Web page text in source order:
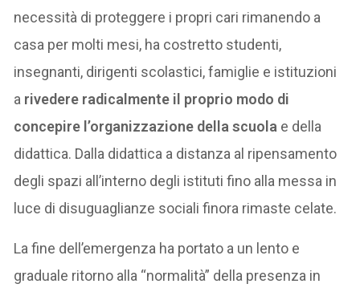
necessità di proteggere i propri cari rimanendo a
casa per molti mesi, ha costretto studenti,
insegnanti, dirigenti scolastici, famiglie e istituzioni
a rivedere radicalmente il proprio modo di
concepire l’organizzazione della scuola e della
didattica. Dalla didattica a distanza al ripensamento
degli spazi all’interno degli istituti fino alla messa in
luce di disuguaglianze sociali finora rimaste celate.
La fine dell’emergenza ha portato a un lento e
graduale ritorno alla “normalità” della presenza in